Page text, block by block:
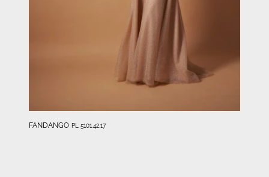
FANDANGO PL 5101.42.17